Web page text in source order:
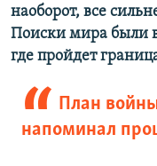
наоборот, все
Поиски мира были
где пройдет
План
напоминал